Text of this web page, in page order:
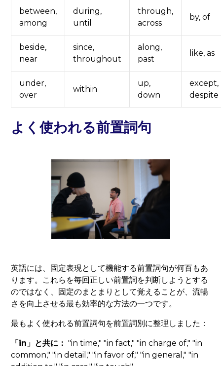
between,
among
during,
until
through,
across
by, of
beside,
near
since,
throughout
along,
past
like, as
under,
over
within
up,
down
except,
despite
よく使われる前置詞句
英語には、固定表現として機能する前置詞句が何百もあ
ります。これらを毎回正しい前置詞を判断しようとする
のではなく、固定のまとまりとして覚えることが、流暢
さを向上させる最も効率的な方法の一つです。
最もよく使われる前置詞句を前置詞別に整理しました：
「in」と共に： "in time," "in fact," "in charge of," "in
common," "in detail," "in favor of," "in general," "in